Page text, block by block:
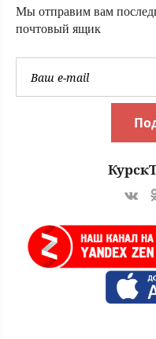
Мы отправим вам
почтовый ящик